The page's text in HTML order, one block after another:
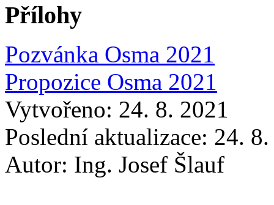
Přílohy
Pozvánka Osma 2021
Propozice Osma 2021
Vytvořeno: 24. 8. 2021
Poslední aktualizace: 24.
Autor: Ing. Josef Šlauf